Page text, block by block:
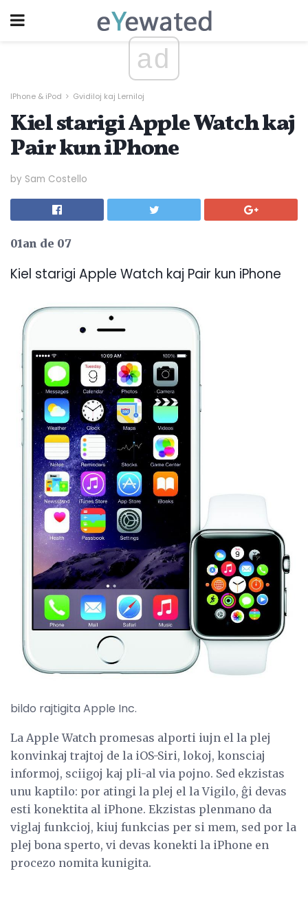
ad
IPhone & iPod Gvidiloj kaj Lerniloj
Kiel starigi Apple Watch kaj
Pair kun iPhone
by Sam Costello
01an de 07
Kiel starigi Apple Watch kaj Pair kun iPhone
bildo rajtigita Apple Inc.
La Apple Watch promesas alporti iujn el la plej
konvinkaj trajtoj de la iOS-Siri, lokoj, konsciaj
informoj, sciigoj kaj pli-al via pojno. Sed ekzistas
unu kaptilo: por atingi la plej el la Vigilo, ĝi devas
esti konektita al iPhone. Ekzistas plenmano da
viglaj funkcioj, kiuj funkcias per si mem, sed por la
plej bona sperto, vi devas konekti la iPhone en
procezo nomita kunigita.